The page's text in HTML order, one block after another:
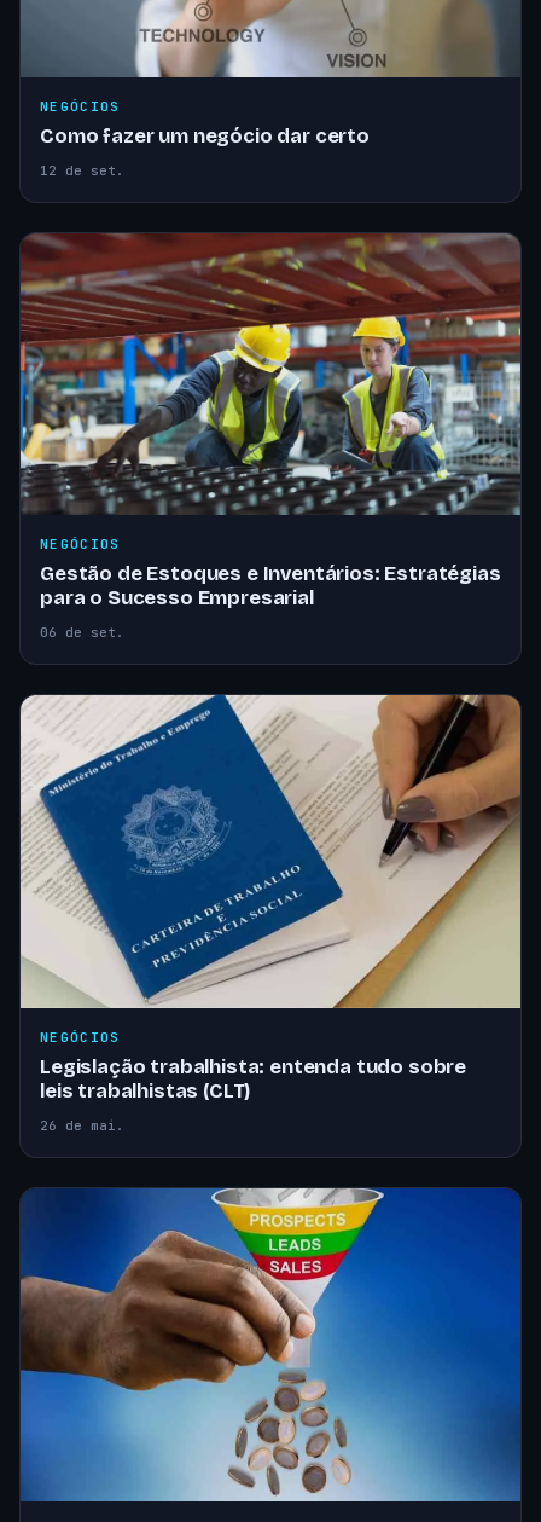
NEGÓCIOS
Como fazer um negócio dar certo
12 de set.
NEGÓCIOS
Gestão de Estoques e Inventários: Estratégias
para o Sucesso Empresarial
06 de set.
NEGÓCIOS
Legislação trabalhista: entenda tudo sobre
leis trabalhistas (CLT)
26 de mai.